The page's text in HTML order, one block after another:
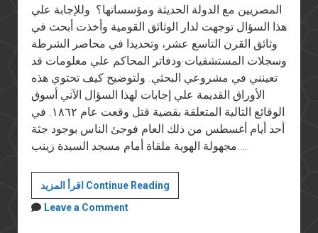
المصريين مع الدولة الحديثة ومؤسساتها؟ وللإجابة علي
هذا السؤال توجهت لدار الوثائق القومية وأخذت أبحث في
وثائق القرن التاسع عشر، وتحديدا في محاضر الشرطة
وسجلات المستشفيات ودفاتر المحاكم علي معلومات قد
تعينني في مشروعي البحثي. ولتوضيح كيف تحتوي هذه
الأوراق القديمة علي إجابات لهذا السؤال الآني أسوق
الوقائع التالية المتعلقة بقضية قتل وقعت عام ١٨٦٢. في
أحد أيام أغسطس من ذلك العام فوجئ الناس بوجود جثة
اقرأ المزيد Continue Readingعندما
كانت
Leave a Comment